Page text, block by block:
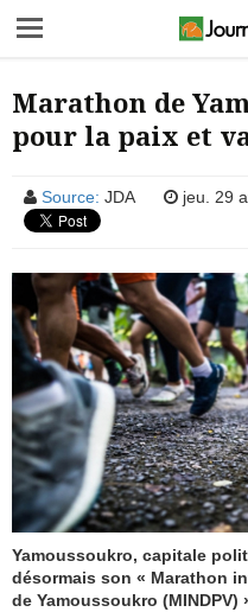
Marathon de
pour la paix et
Source: JDA jeu. 29
Yamoussoukro, capitale
désormais son « Marathon
de Yamoussoukro